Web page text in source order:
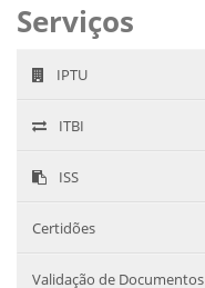
Serviços
IPTU
ITBI
ISS
Certidões
Validação de Documentos